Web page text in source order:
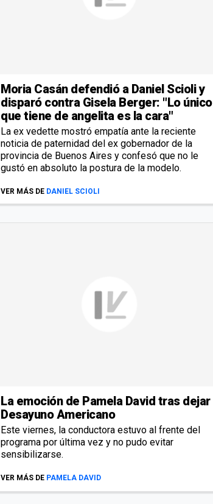
Moria Casán defendió a Daniel Scioli y
disparó contra Gisela Berger: "Lo único
que tiene de angelita es la cara"
La ex vedette mostró empatía ante la reciente
noticia de paternidad del ex gobernador de la
provincia de Buenos Aires y confesó que no le
gustó en absoluto la postura de la modelo.
VER MÁS DE DANIEL SCIOLI
La emoción de Pamela David tras dejar
Desayuno Americano
Este viernes, la conductora estuvo al frente del
programa por última vez y no pudo evitar
sensibilizarse.
VER MÁS DE PAMELA DAVID